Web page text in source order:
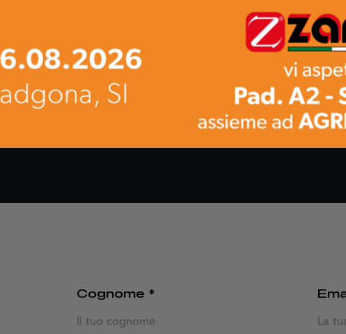
FORM IN BASSO INSERENDO IL PROPRIO CV
Cognome *